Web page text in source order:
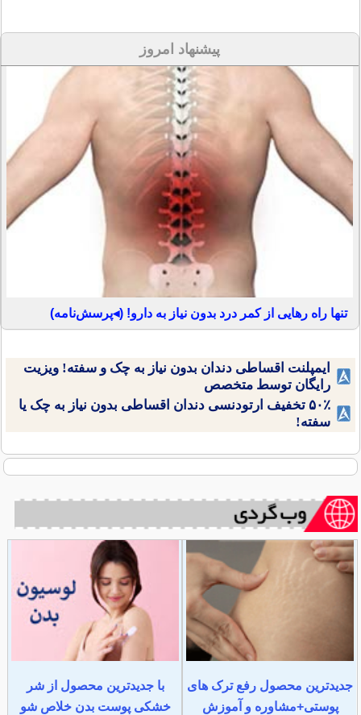
پیشنهاد امروز
تنها راه رهایی از کمر درد بدون نیاز به دارو! (◂پرسش‌نامه)
ایمپلنت اقساطی دندان بدون نیاز به چک و سفته! ویزیت
رایگان توسط متخصص
۵۰٪ تخفیف ارتودنسی دندان اقساطی بدون نیاز به چک یا
سفته!
جدیدترین محصول رفع ترک های
پوستی+مشاوره و آموزش
با جدیدترین محصول از شر
خشکی پوست بدن خلاص شو